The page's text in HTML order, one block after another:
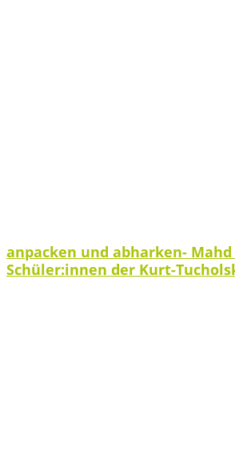
anpacken und abharken-
Schüler:innen der Kurt-